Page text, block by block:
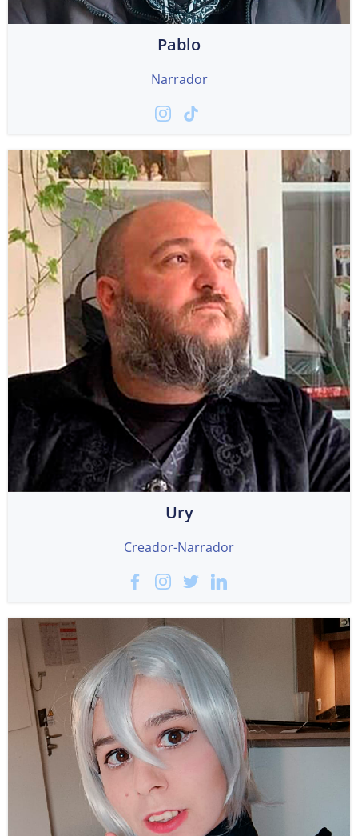
Pablo
Narrador
Ury
Creador-Narrador